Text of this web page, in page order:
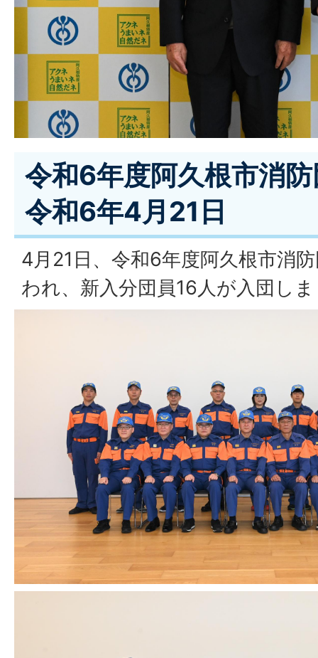
令和6年度阿久根市消
令和6年4月21日
4月21日、令和6年度阿久根市消
われ、新入分団員16人が入団し